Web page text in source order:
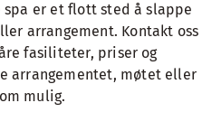
er et flott sted å slappe
arrangement. Kontakt oss
fasiliteter, priser og
arrangementet, møtet eller
mulig.